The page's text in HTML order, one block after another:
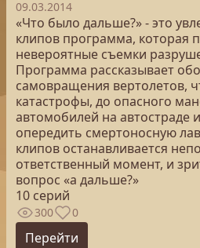
09.03.2014
«Что было дальше?» - это
клипов программа, которая
невероятные съемки
Программа рассказывает
самовращения вертолетов,
катастрофы, до опасного
автомобилей на автостраде
опередить смертоносную
клипов останавливается
ответственный момент, и
вопрос «а дальше?»
10 серий
300 0
Перейти